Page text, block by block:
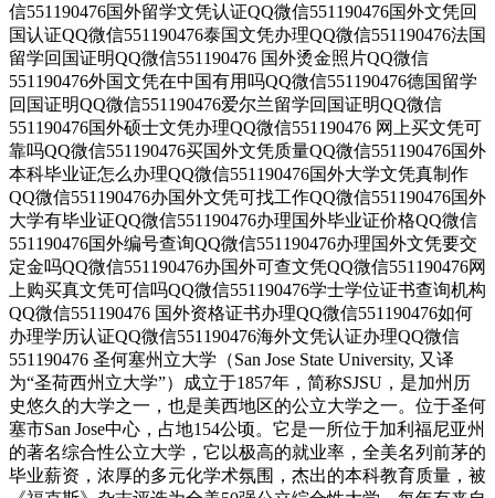
信551190476国外留学文凭认证QQ微信551190476国外文凭回
国认证QQ微信551190476泰国文凭办理QQ微信551190476法国
留学回国证明QQ微信551190476 国外烫金照片QQ微信
551190476外国文凭在中国有用吗QQ微信551190476德国留学
回国证明QQ微信551190476爱尔兰留学回国证明QQ微信
551190476国外硕士文凭办理QQ微信551190476 网上买文凭可
靠吗QQ微信551190476买国外文凭质量QQ微信551190476国外
本科毕业证怎么办理QQ微信551190476国外大学文凭真制作
QQ微信551190476办国外文凭可找工作QQ微信551190476国外
大学有毕业证QQ微信551190476办理国外毕业证价格QQ微信
551190476国外编号查询QQ微信551190476办理国外文凭要交
定金吗QQ微信551190476办国外可查文凭QQ微信551190476网
上购买真文凭可信吗QQ微信551190476学士学位证书查询机构
QQ微信551190476 国外资格证书办理QQ微信551190476如何
办理学历认证QQ微信551190476海外文凭认证办理QQ微信
551190476 圣何塞州立大学（San Jose State University, 又译
为“圣荷西州立大学”）成立于1857年，简称SJSU，是加州历
史悠久的大学之一，也是美西地区的公立大学之一。位于圣何
塞市San Jose中心，占地154公顷。它是一所位于加利福尼亚州
的著名综合性公立大学，它以极高的就业率，全美名列前茅的
毕业薪资，浓厚的多元化学术氛围，杰出的本科教育质量，被